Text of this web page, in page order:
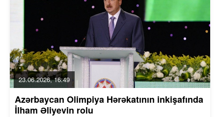
23.06.2026, 16:49
Azərbaycan Olimpiya Hərəkatının inkişafında
İlham Əliyevin rolu